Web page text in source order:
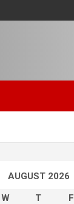
AUGUST 2026
W T F